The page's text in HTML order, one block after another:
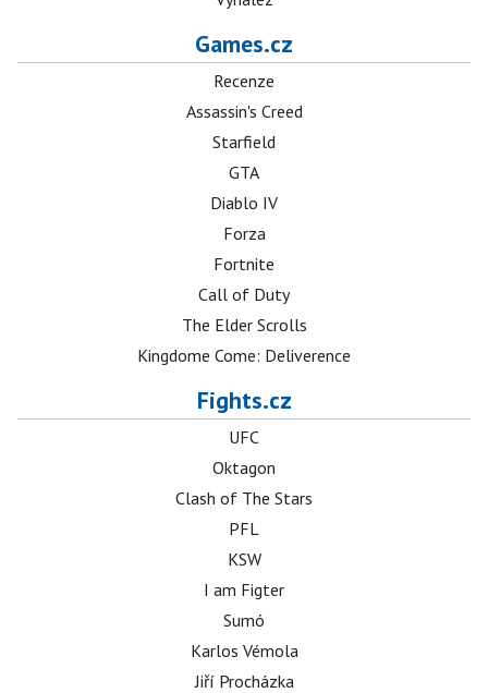
Games.cz
Recenze
Assassin's Creed
Starfield
GTA
Diablo IV
Forza
Fortnite
Call of Duty
The Elder Scrolls
Kingdome Come: Deliverence
Fights.cz
UFC
Oktagon
Clash of The Stars
PFL
KSW
I am Figter
Sumó
Karlos Vémola
Jiří Procházka